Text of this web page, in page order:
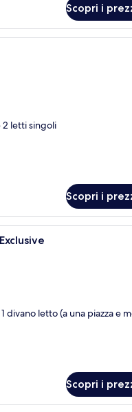
Scopri i
Una camera
2 letti singoli
Scopri i
Una cucina
divano letto (a una piazza e
Scopri i